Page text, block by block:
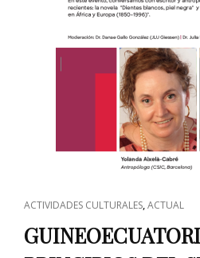
CAT
LINKS
ACTIVIDADES CULTURALES,ACTUAL